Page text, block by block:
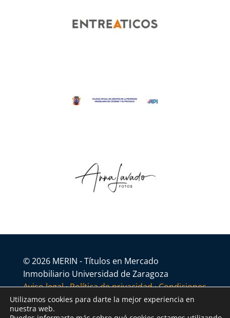
© 2026 MERIN - Títulos en Mercado
Inmobiliario Universidad de Zaragoza
Aviso legal·Política de privacidad·Condiciones
generales
Utilizamos cookies para darte la mejor experiencia en
nuestra web.